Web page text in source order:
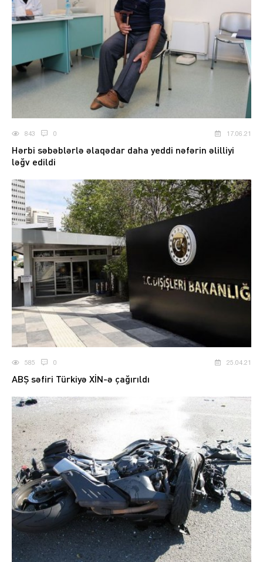
843 0 17.06.21
Hərbi səbəblərlə əlaqədar daha yeddi nəfərin əlilliyi
ləğv edildi
585 0 25.04.21
ABŞ səfiri Türkiyə XİN-ə çağırıldı